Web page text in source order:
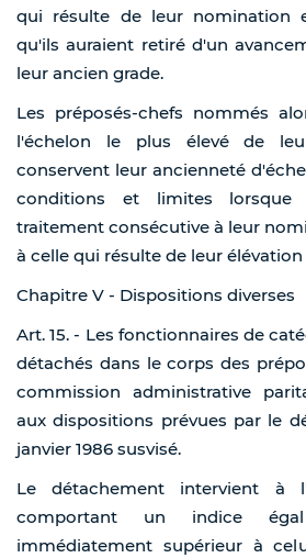
qui résulte de leur nomination
qu'ils auraient retiré d'un
leur ancien grade.
Les préposés-chefs nommés
l'échelon le plus élevé de
conservent leur ancienneté
conditions et limites lorsque
traitement consécutive à leur
à celle qui résulte de leur
Chapitre V - Dispositions diverses
Art. 15. - Les fonctionnaires de
détachés dans le corps des
commission administrative
aux dispositions prévues par le
janvier 1986 susvisé.
Le détachement intervient à
comportant un indice
immédiatement supérieur à